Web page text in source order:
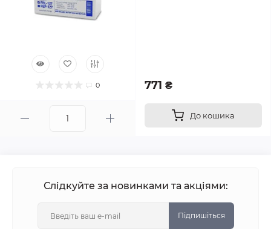
0 771 ₴
До кошика
Слідкуйте за новинками та акціями:
Підпишіться